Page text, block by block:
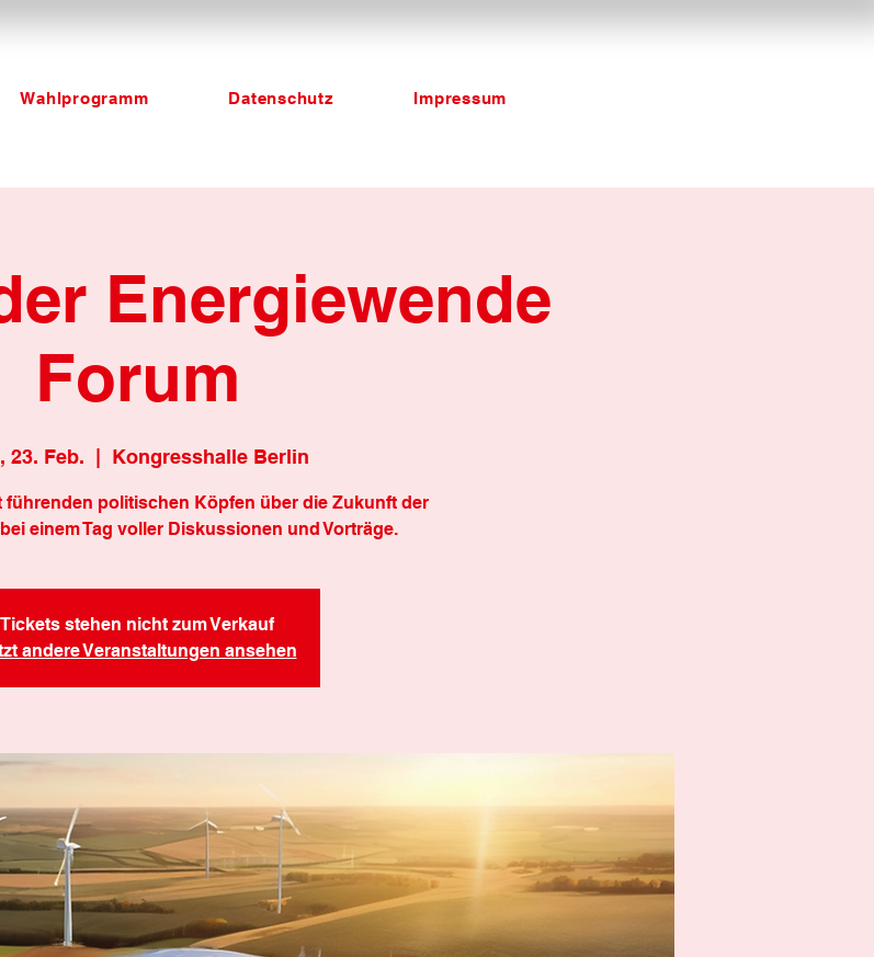
Wahlprogramm Datenschutz Impressum
Energiewende
Forum
23. Feb. Kongresshalle Berlin
führenden politischen Köpfen über die Zukunft der
einem Tag voller Diskussionen und Vorträge.
Tickets stehen nicht zum Verkauf
andere Veranstaltungen ansehen